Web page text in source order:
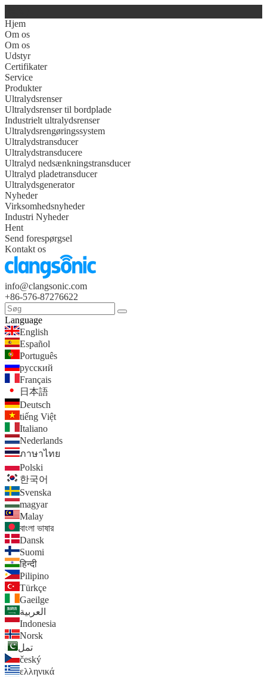
Hjem
Om os
Om os
Udstyr
Certifikater
Service
Produkter
Ultralydsrenser
Ultralydsrenser til bordplade
Industrielt ultralydsrenser
Ultralydsrengøringssystem
Ultralydstransducer
Ultralydstransducere
Ultralyd nedsænkningstransducer
Ultralyd pladetransducer
Ultralydsgenerator
Nyheder
Virksomhedsnyheder
Industri Nyheder
Hent
Send forespørgsel
Kontakt os
info@clangsonic.com
+86-576-87276622
Language
English
Español
Português
русский
Français
日本語
Deutsch
tiếng Việt
Italiano
Nederlands
ภาษาไทย
Polski
한국어
Svenska
magyar
Malay
বাংলা ভাষার
Dansk
Suomi
हिन्दी
Pilipino
Türkçe
Gaeilge
العربية
Indonesia
Norsk‎
تمل
český
ελληνικά